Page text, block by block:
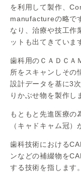
を利用して製作、
manufactureの略で
なり、治療や技工作
ットも出てきていま
歯科用のＣＡＤＣＡ
所をスキャンしその
設計データを基に3
りかぶせ物を製作し
もともと先進医療の
（キャドキャム冠
歯科技術における
ンなどの補綴物を
する技術を指します